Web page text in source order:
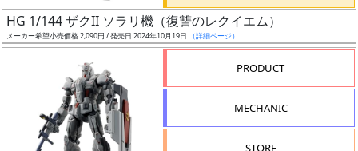
HG 1/144 ザクII ソラリ機（復讐のレクイエム）
メーカー希望小売価格 2,090円 / 発売日 2024年10月19日 （詳細ページ）
PRODUCT
MECHANIC
STORE